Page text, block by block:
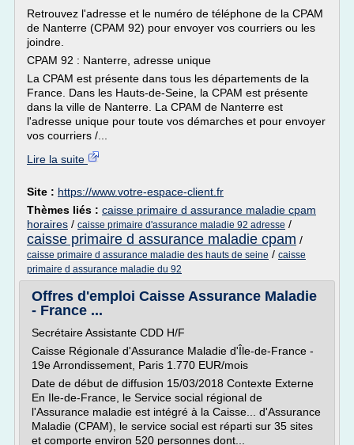
Retrouvez l'adresse et le numéro de téléphone de la CPAM
de Nanterre (CPAM 92) pour envoyer vos courriers ou les
joindre.
CPAM 92 : Nanterre, adresse unique
La CPAM est présente dans tous les départements de la
France. Dans les Hauts-de-Seine, la CPAM est présente
dans la ville de Nanterre. La CPAM de Nanterre est
l'adresse unique pour toute vos démarches et pour envoyer
vos courriers /...
Lire la suite
Site : https://www.votre-espace-client.fr
Thèmes liés : caisse primaire d assurance maladie cpam
horaires / caisse primaire d'assurance maladie 92 adresse /
caisse primaire d assurance maladie cpam /
caisse primaire d assurance maladie des hauts de seine / caisse
primaire d assurance maladie du 92
Offres d'emploi Caisse Assurance Maladie
- France ...
Secrétaire Assistante CDD H/F
Caisse Régionale d'Assurance Maladie d'Île-de-France -
19e Arrondissement, Paris 1.770 EUR/mois
Date de début de diffusion 15/03/2018 Contexte Externe
En Ile-de-France, le Service social régional de
l'Assurance maladie est intégré à la Caisse... d'Assurance
Maladie (CPAM), le service social est réparti sur 35 sites
et comporte environ 520 personnes dont...